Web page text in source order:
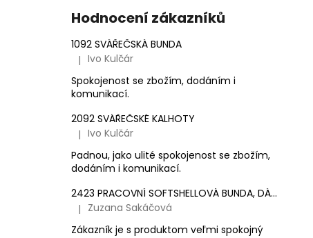
Hodnocení zákazníků
1092 SVÁŘEČSKÁ BUNDA
Hodnocení produktu je 5 z 5 hvězdiček.
| Ivo Kulčár
Spokojenost se zbožím, dodáním i
komunikací.
2092 SVÁŘEČSKÉ KALHOTY
Hodnocení produktu je 5 z 5 hvězdiček.
| Ivo Kulčár
Padnou, jako ulité spokojenost se zbožím,
dodáním i komunikací.
2423 PRACOVNÍ SOFTSHELLOVÁ BUNDA, DÁMSKÁ
Hodnocení produktu je 5 z 5 hvězdiček.
| Zuzana Sakáčová
Zákazník je s produktom veľmi spokojný